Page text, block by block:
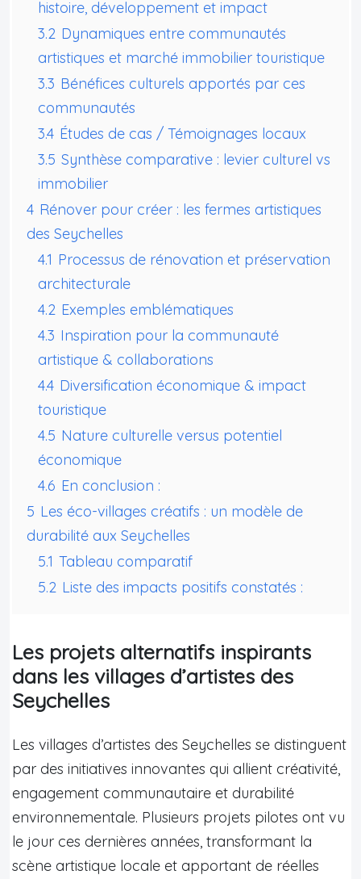
histoire, développement et impact
3.2 Dynamiques entre communautés
artistiques et marché immobilier touristique
3.3 Bénéfices culturels apportés par ces
communautés
3.4 Études de cas / Témoignages locaux
3.5 Synthèse comparative : levier culturel vs
immobilier
4 Rénover pour créer : les fermes artistiques
des Seychelles
4.1 Processus de rénovation et préservation
architecturale
4.2 Exemples emblématiques
4.3 Inspiration pour la communauté
artistique & collaborations
4.4 Diversification économique & impact
touristique
4.5 Nature culturelle versus potentiel
économique
4.6 En conclusion :
5 Les éco-villages créatifs : un modèle de
durabilité aux Seychelles
5.1 Tableau comparatif
5.2 Liste des impacts positifs constatés :
Les projets alternatifs inspirants
dans les villages d’artistes des
Seychelles
Les villages d’artistes des Seychelles se distinguent
par des initiatives innovantes qui allient créativité,
engagement communautaire et durabilité
environnementale. Plusieurs projets pilotes ont vu
le jour ces dernières années, transformant la
scène artistique locale et apportant de réelles